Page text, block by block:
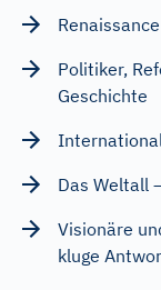
Politiker,
Geschichte
Das Weltall
Visionäre
kluge